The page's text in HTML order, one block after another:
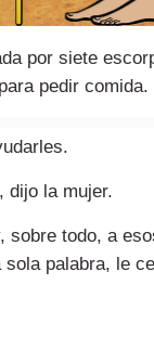
por siete
pedir comida.
dijo la mujer.
sobre todo, a
palabra, le